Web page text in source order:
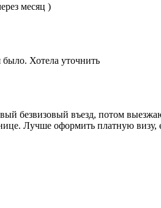
месяц )
было. Хотела уточнить
безвизовый въезд, потом
Лучше оформить платную визу,